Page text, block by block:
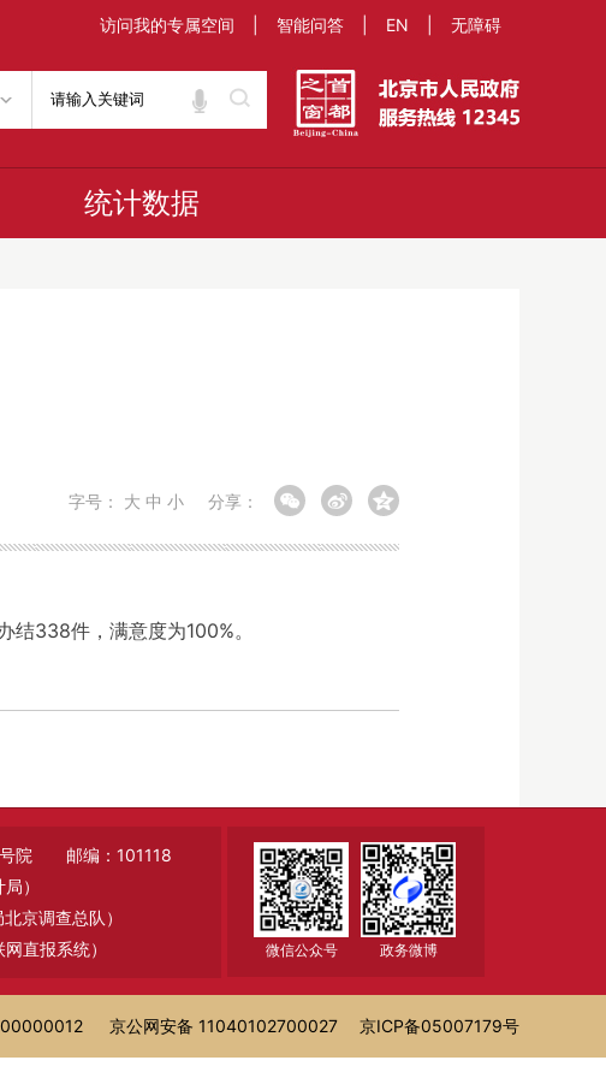
访问我的专属空间 智能问答 EN 无障碍
统计数据
字号： 大 中 小 分享：
338件，满意度为100%。
号院 邮编：101118
）
京调查总队）
直报系统）
微信公众号 政务微博
京公网安备 11040102700027 京ICP备05007179号